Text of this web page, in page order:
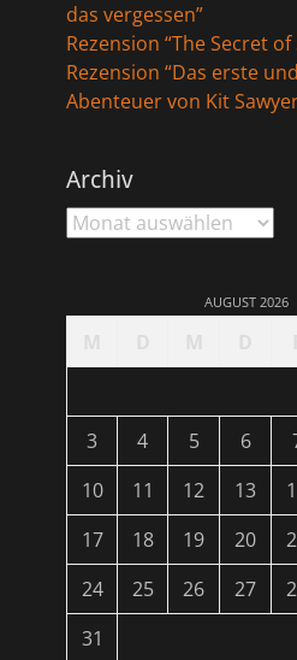
das vergessen”
Rezension “The Secret of
Rezension “Das erste
Abenteuer von Kit
Archiv
Archiv
AUGUST 2026
3
4 5 6
10
11 12 13
17
18 19 20
24
25 26 27
31